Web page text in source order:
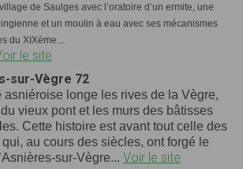
de Saulges avec l’oratoire d’un ermite, une
et un moulin à eau avec ses mécanismes
du XIXème...
le site
sur-Vègre 72
asniéroise longe les rives de la Vègre,
vieux pont et les murs des bâtisses
Cette histoire est avant tout celle des
qui, au cours des siècles, ont forgé le
sur-Vègre... Voir le site